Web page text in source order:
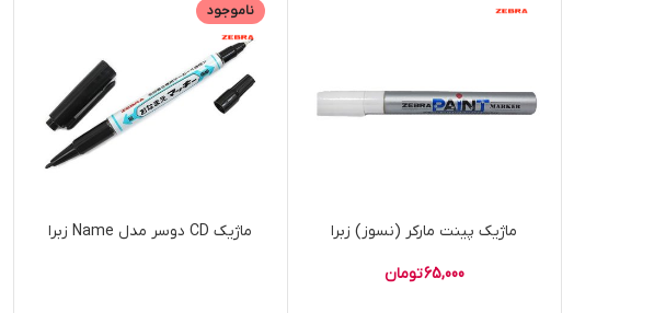
ماژیک پینت مارکر (نسوز) زبرا
65,000تومان
ناموجود
ماژیک CD دوسر مدل Name زبرا